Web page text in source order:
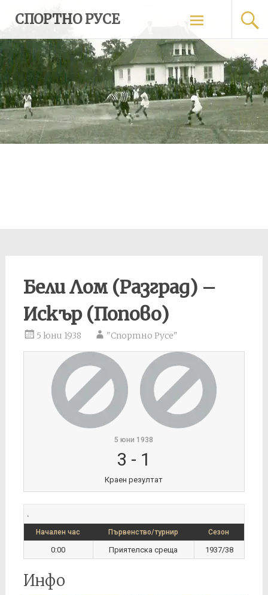
content
СПОРТНО РУСЕ
Бели Лом (Разград) –
Искър (Попово)
5 юни 1938 "Спортно Русе"
5 юни 1938
3 - 1
Краен резултат
.
Начален час Първенство/турнир Сезон
0:00 Приятелска среща 1937/38
Инфо